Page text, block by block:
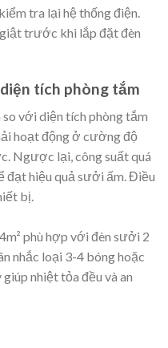
tra lại hệ thống điện.
trước khi lắp đặt đèn
tích phòng tắm
với diện tích phòng tắm
hoạt động ở cường độ
Ngược lại, công suất quá
đạt hiệu quả sưởi ấm. Điều
bị.
phù hợp với đèn sưởi 2
nhắc loại 3-4 bóng hoặc
nhiệt tỏa đều và an